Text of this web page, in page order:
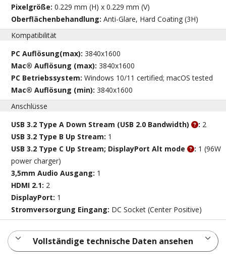
Pixelgröße:0.229 mm (H) x 0.229 mm (V)
Oberflächenbehandlung:Anti-Glare, Hard Coating (3H)
Kompatibilität
PC Auflösung(max):3840x1600
Mac® Auflösung (max):3840x1600
PC Betriebssystem:Windows 10/11 certified; macOS tested
Mac® Auflösung (min):3840x1600
Anschlüsse
USB 3.2 Type A Down Stream (USB 2.0 Bandwidth)
: 2
USB 3.2 Type B Up Stream: 1
USB 3.2 Type C Up Stream; DisplayPort Alt mode
: 1 (96W
power charger)
3,5mm Audio Ausgang: 1
HDMI 2.1: 2
DisplayPort: 1
Stromversorgung Eingang: DC Socket (Center Positive)
Vollständige technische Daten ansehen